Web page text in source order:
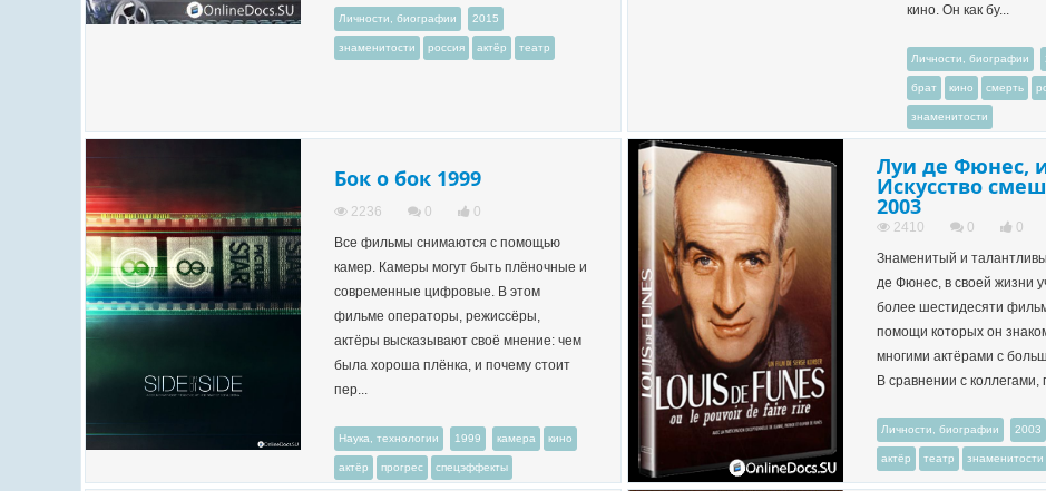
Личности, биографии 2015
знаменитости россия актёр театр
кино. Он как бу...
Личности, биографии
брат кино смерть
знаменитости
Бок о бок 1999
2236 0
0
Все фильмы снимаются с помощью
камер. Камеры могут быть плёночные и
современные цифровые. В этом
фильме операторы, режиссёры,
актёры высказывают своё мнение: чем
была хороша плёнка, и почему стоит
пер...
Наука, технологии 1999 камера кино
актёр прогрес спецэффекты
Луи де Фюнес,
Искусство
2003
2410 0
0
Знаменитый и
де Фюнес, в своей жизни
более шестидесяти
помощи которых он
многими актёрами с
В сравнении с коллегами,
Личности, биографии 2003
актёр театр знаменитости